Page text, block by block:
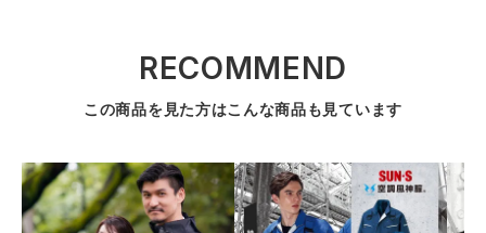
RECOMMEND
この商品を見た方はこんな商品も見ています